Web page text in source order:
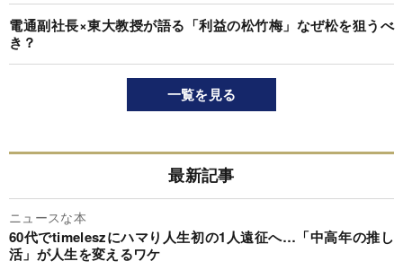
電通副社長×東大教授が語る「利益の松竹梅」なぜ松を狙うべ
き？
一覧を見る
最新記事
ニュースな本
60代でtimeleszにハマり人生初の1人遠征へ…「中高年の推し
活」が人生を変えるワケ